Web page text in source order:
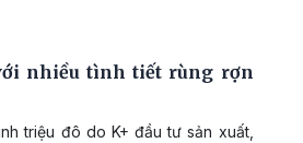
nhiều tình tiết rùng rợn
triệu đô do K+ đầu tư sản xuất,